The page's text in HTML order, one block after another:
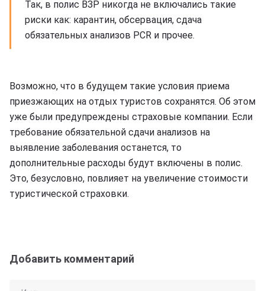
Так, в полис ВЗР никогда не включались такие
риски как: карантин, обсервация, сдача
обязательных анализов PCR и прочее.
Возможно, что в будущем такие условия приема
приезжающих на отдых туристов сохранятся. Об этом
уже были предупреждены страховые компании. Если
требование обязательной сдачи анализов на
выявление заболевания останется, то
дополнительные расходы будут включены в полис.
Это, безусловно, повлияет на увеличение стоимости
туристической страховки.
Добавить комментарий